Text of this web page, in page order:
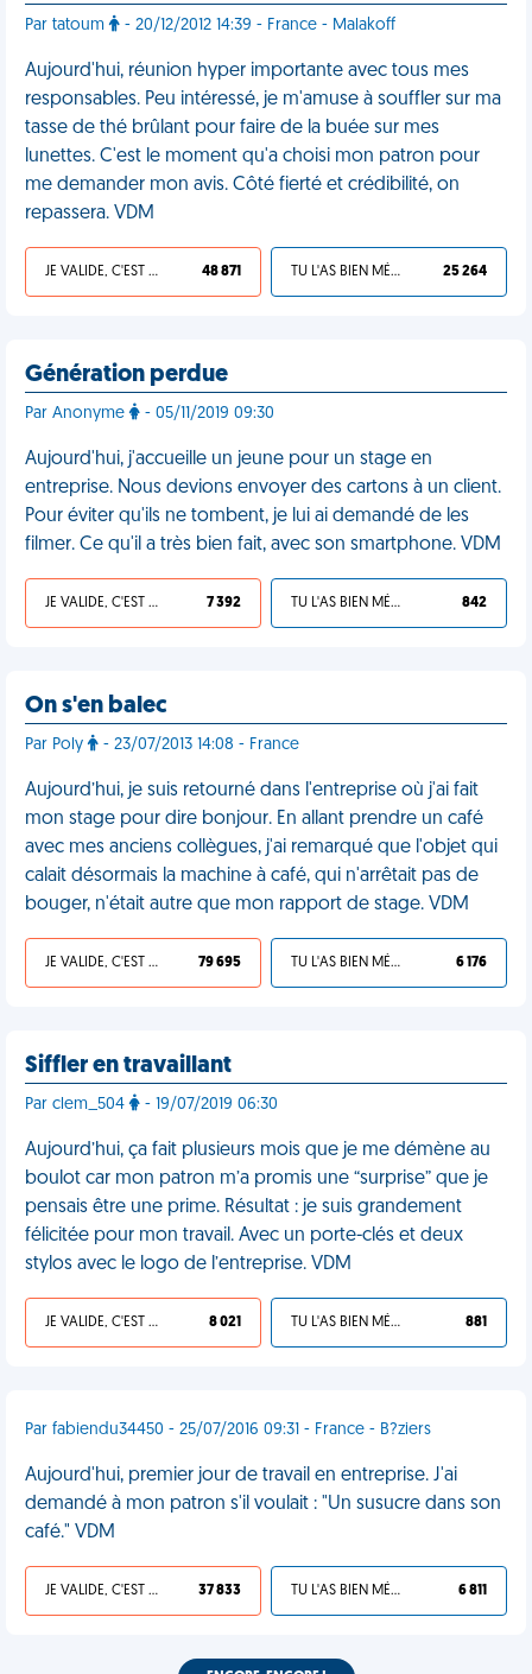
Par tatoum - 20/12/2012 14:39 - France - Malakoff
Aujourd'hui, réunion hyper importante avec tous mes
responsables. Peu intéressé, je m'amuse à souffler sur ma
tasse de thé brûlant pour faire de la buée sur mes
lunettes. C'est le moment qu'a choisi mon patron pour
me demander mon avis. Côté fierté et crédibilité, on
repassera. VDM
JE VALIDE, C'EST UNE VDM 48 871 TU L'AS BIEN MÉRITÉ 25 264
Génération perdue
Par Anonyme - 05/11/2019 09:30
Aujourd'hui, j'accueille un jeune pour un stage en
entreprise. Nous devions envoyer des cartons à un client.
Pour éviter qu'ils ne tombent, je lui ai demandé de les
filmer. Ce qu'il a très bien fait, avec son smartphone. VDM
JE VALIDE, C'EST UNE VDM 7 392 TU L'AS BIEN MÉRITÉ 842
On s'en balec
Par Poly - 23/07/2013 14:08 - France
Aujourd’hui, je suis retourné dans l'entreprise où j'ai fait
mon stage pour dire bonjour. En allant prendre un café
avec mes anciens collègues, j'ai remarqué que l'objet qui
calait désormais la machine à café, qui n'arrêtait pas de
bouger, n'était autre que mon rapport de stage. VDM
JE VALIDE, C'EST UNE VDM 79 695 TU L'AS BIEN MÉRITÉ 6 176
Siffler en travaillant
Par clem_504 - 19/07/2019 06:30
Aujourd’hui, ça fait plusieurs mois que je me démène au
boulot car mon patron m’a promis une “surprise” que je
pensais être une prime. Résultat : je suis grandement
félicitée pour mon travail. Avec un porte-clés et deux
stylos avec le logo de l’entreprise. VDM
JE VALIDE, C'EST UNE VDM 8 021 TU L'AS BIEN MÉRITÉ 881
Par fabiendu34450 - 25/07/2016 09:31 - France - B?ziers
Aujourd'hui, premier jour de travail en entreprise. J'ai
demandé à mon patron s'il voulait : "Un susucre dans son
café." VDM
JE VALIDE, C'EST UNE VDM 37 833 TU L'AS BIEN MÉRITÉ 6 811